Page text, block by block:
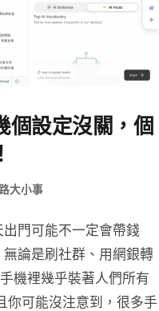
個設定沒關，個
大小事
門可能不一定會帶錢
論是刷社群、用網銀轉
機裡幾乎裝著人們所有
你可能沒注意到，很多手